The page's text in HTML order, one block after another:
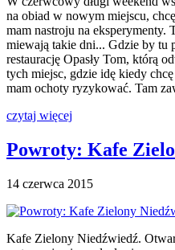
na obiad w nowym miejscu,
mam nastroju na eksperymenty.
miewają takie dni... Gdzie by tu
restaurację Opasły Tom, którą
tych miejsc, gdzie idę kiedy
mam ochoty ryzykować. Tam
czytaj więcej
Powroty: Kafe
14 czerwca 2015
Kafe Zielony Niedźwiedź.